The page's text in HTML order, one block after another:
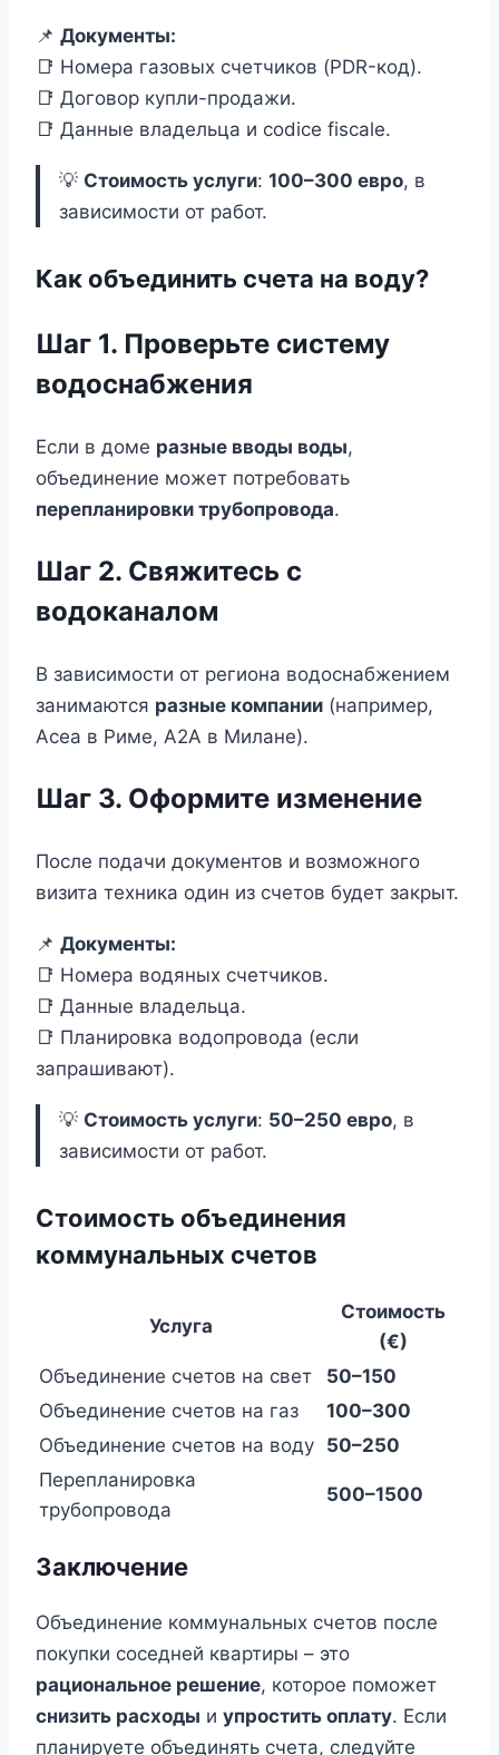
📌 Документы:
📑 Номера газовых счетчиков (PDR-код).
📑 Договор купли-продажи.
📑 Данные владельца и codice fiscale.
💡 Стоимость услуги:100–300 евро, в
зависимости от работ.
Как объединить счета на воду?
Шаг 1. Проверьте систему
водоснабжения
Если в доме разные вводы воды,
объединение может потребовать
перепланировки трубопровода.
Шаг 2. Свяжитесь с
водоканалом
В зависимости от региона водоснабжением
занимаются разные компании (например,
Acea в Риме, A2A в Милане).
Шаг 3. Оформите изменение
После подачи документов и возможного
визита техника один из счетов будет закрыт.
📌 Документы:
📑 Номера водяных счетчиков.
📑 Данные владельца.
📑 Планировка водопровода (если
запрашивают).
💡 Стоимость услуги: 50–250 евро, в
зависимости от работ.
Стоимость объединения
коммунальных счетов
Услуга
Стоимость
(€)
Объединение счетов на свет
50–150
Объединение счетов на газ
100–300
Объединение счетов на воду 50–250
Перепланировка
трубопровода
500–1500
Заключение
Объединение коммунальных счетов после
покупки соседней квартиры – это
рациональное решение, которое поможет
снизить расходы и упростить оплату. Если
планируете объединять счета, следуйте